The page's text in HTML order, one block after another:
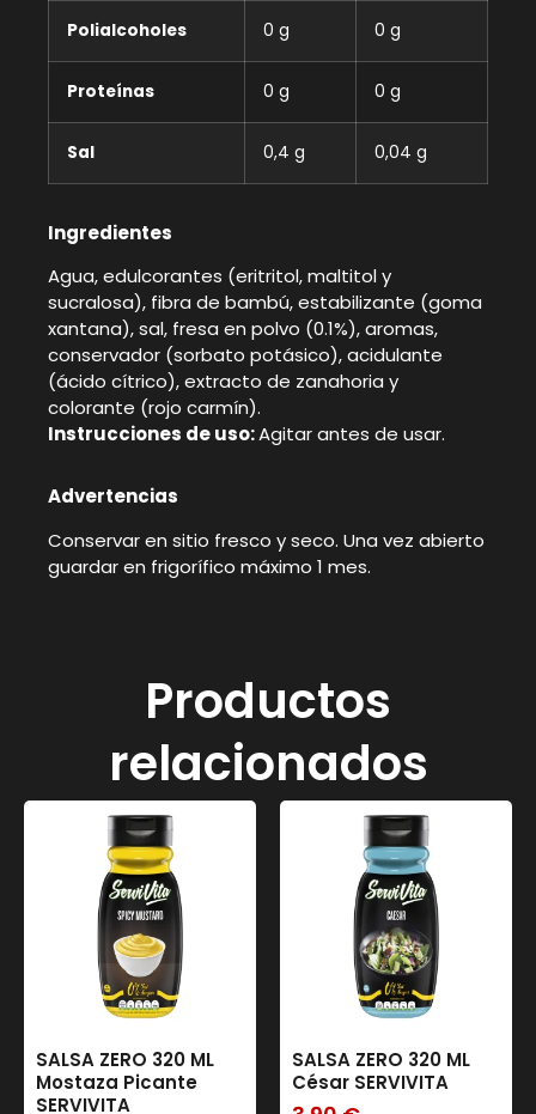
Polialcoholes 0 g 0 g
Proteínas 0 g 0 g
Sal 0,4 g 0,04 g
Ingredientes
Agua, edulcorantes (eritritol, maltitol y
sucralosa), fibra de bambú, estabilizante (goma
xantana), sal, fresa en polvo (0.1%), aromas,
conservador (sorbato potásico), acidulante
(ácido cítrico), extracto de zanahoria y
colorante (rojo carmín).
Instrucciones de uso:Agitar antes de usar.
Advertencias
Conservar en sitio fresco y seco. Una vez abierto
guardar en frigorífico máximo 1 mes.
Productos
relacionados
SALSA ZERO 320 ML
Mostaza Picante
SERVIVITA
SALSA ZERO 320 ML
César SERVIVITA